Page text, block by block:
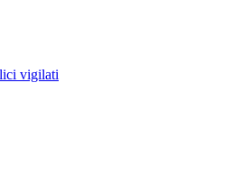
vigilati